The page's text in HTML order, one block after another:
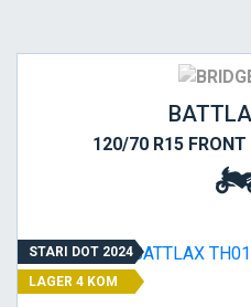
120/70 R15
STARI DOT 2024
LAGER 4 KOM